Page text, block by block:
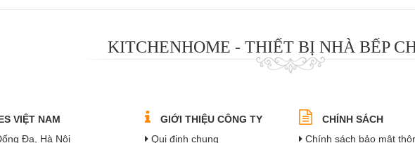
KITCHENHOME - THIẾT BỊ NHÀ BẾP
VIỆT NAM
Đa, Hà Nội
GIỚI THIỆU CÔNG TY
Qui định chung
CHÍNH SÁCH
Chính sách bảo mật